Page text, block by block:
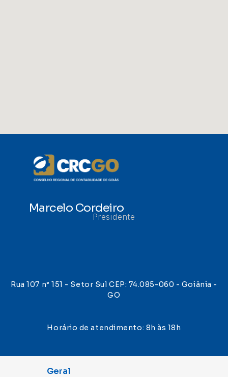
Marcelo Cordeiro
Presidente
Rua 107 n° 151 - Setor Sul CEP: 74.085-060 - Goiânia -
GO
Horário de atendimento: 8h às 18h
Geral